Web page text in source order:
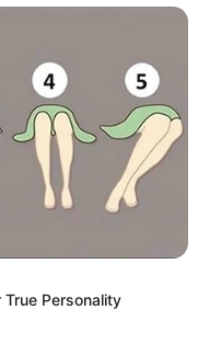
Attila utódja,
lesz A Nagy
True Personality